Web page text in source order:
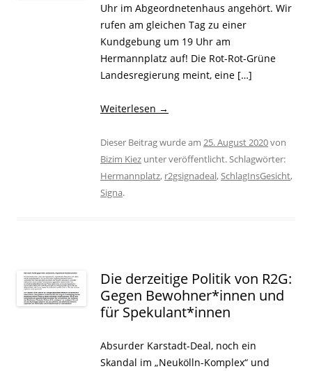
Uhr im Abgeordnetenhaus angehört. Wir
rufen am gleichen Tag zu einer
Kundgebung um 19 Uhr am
Hermannplatz auf! Die Rot-Rot-Grüne
Landesregierung meint, eine […]
Weiterlesen →
Dieser Beitrag wurde am 25. August 2020von
Bizim Kiez unter veröffentlicht. Schlagwörter:
Hermannplatz, r2gsignadeal,SchlagInsGesicht,
Signa.
Die derzeitige Politik von R2G:
Gegen Bewohner*innen und
für Spekulant*innen
Absurder Karstadt-Deal, noch ein
Skandal im „Neukölln-Komplex“ und